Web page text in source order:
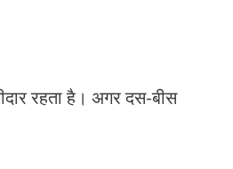
रहता है। अगर दस-बीस